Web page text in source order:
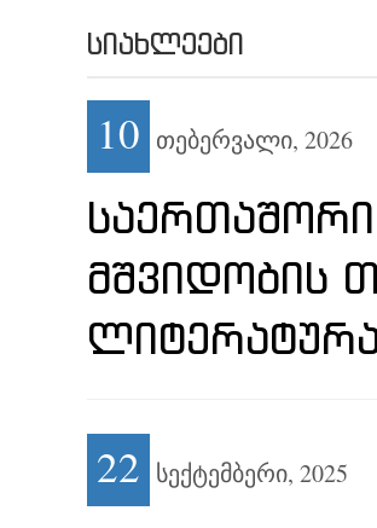
ᲡᲘᲐᲮᲚᲔᲔᲑᲘ
10 თებერვალი, 2026
ᲛᲨᲕᲘᲓᲝᲑᲘᲡ
22 სექტემბერი, 2025